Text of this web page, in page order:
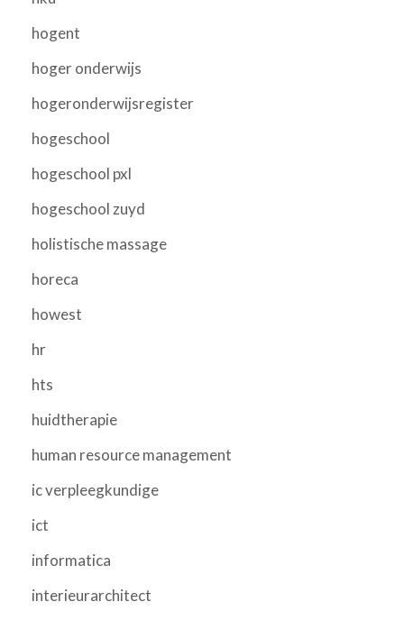
hogent
hoger onderwijs
hogeronderwijsregister
hogeschool
hogeschool pxl
hogeschool zuyd
holistische massage
horeca
howest
hr
hts
huidtherapie
human resource management
ic verpleegkundige
ict
informatica
interieurarchitect